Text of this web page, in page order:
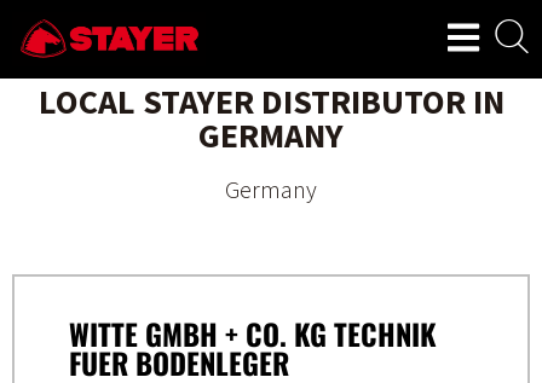
LOCAL STAYER DISTRIBUTOR IN
GERMANY
Germany
WITTE GMBH + CO. KG TECHNIK
FUER BODENLEGER